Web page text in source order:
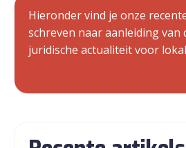
Hieronder vind je onze
schreven naar aanleiding van
juridische actualiteit voor